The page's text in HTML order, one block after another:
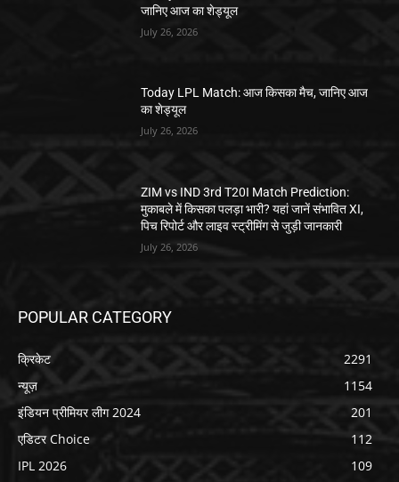
जानिए आज का शेड्यूल
July 26, 2026
Today LPL Match: आज किसका मैच, जानिए आज
का शेड्यूल
July 26, 2026
ZIM vs IND 3rd T20I Match Prediction:
मुकाबले में किसका पलड़ा भारी? यहां जानें संभावित XI,
पिच रिपोर्ट और लाइव स्ट्रीमिंग से जुड़ी जानकारी
July 26, 2026
POPULAR CATEGORY
क्रिकेट
2291
न्यूज़
1154
इंडियन प्रीमियर लीग 2024
201
एडिटर Choice
112
IPL 2026
109